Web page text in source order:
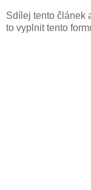
Sdílej tento článek
to vyplnit tento